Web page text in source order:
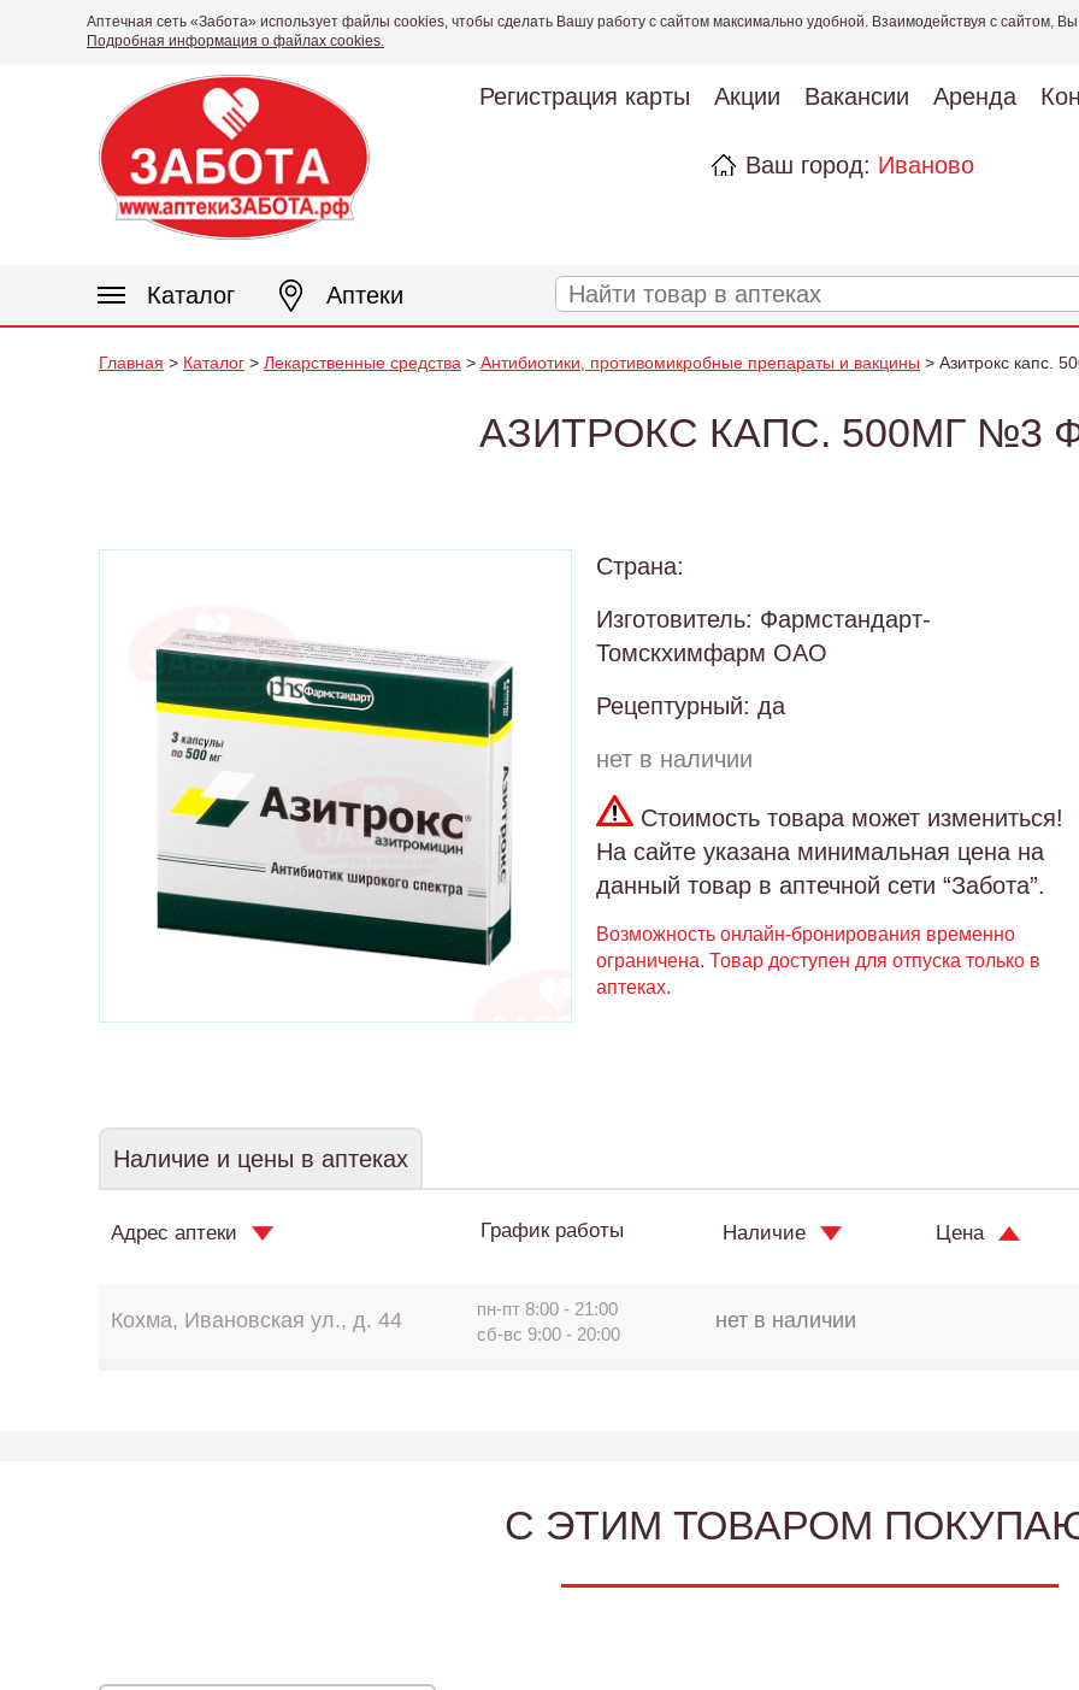
Аптечная сеть «Забота» использует файлы cookies, чтобы сделать Вашу работу с сайтом максимально удобной. Взаимодействуя с сайтом,
Подробная информация о файлах cookies.
Регистрация карты Акции Вакансии Аренда
Ваш город: Иваново
Каталог Аптеки
Главная > Каталог > Лекарственные средства > Антибиотики, противомикробные препараты и вакцины > Азитрокс капс.
АЗИТРОКС КАПС. 500МГ №3
Страна:
Изготовитель: Фармстандарт-
Томскхимфарм ОАО
Рецептурный: да
нет в наличии
Стоимость товара может измениться!
На сайте указана минимальная цена на
данный товар в аптечной сети “Забота”.
Возможность онлайн-бронирования временно
ограничена. Товар доступен для отпуска только в
аптеках.
Наличие и цены в аптеках
Адрес аптеки График работы Наличие Цена
Кохма, Ивановская ул., д. 44
пн-пт 8:00 - 21:00
сб-вс 9:00 - 20:00
нет в наличии
C ЭТИМ ТОВАРОМ